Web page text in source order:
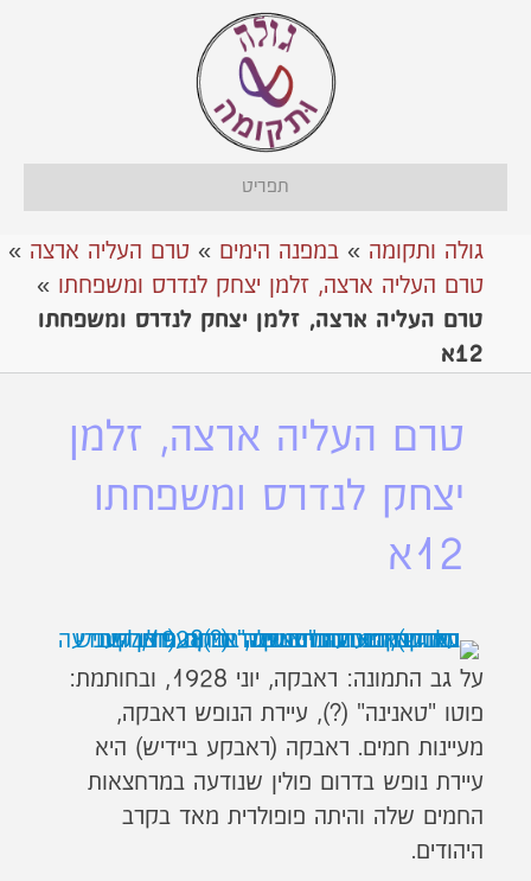
תפריט
גולה ותקומה » במפנה הימים » טרם העליה ארצה »
טרם העליה ארצה, זלמן יצחק לנדרס ומשפחתו »
טרם העליה ארצה, זלמן יצחק לנדרס ומשפחתו
12א
טרם העליה ארצה, זלמן
יצחק לנדרס ומשפחתו
12א
על גב התמונה: ראבקה, יוני 1928, ובחותמת:
פוטו "טאנינה" (?), עיירת הנופש ראבקה,
מעיינות חמים. ראבקה (ראבקע ביידיש) היא
עיירת נופש בדרום פולין שנודעה במרחצאות
החמים שלה והיתה פופולרית מאד בקרב
היהודים.